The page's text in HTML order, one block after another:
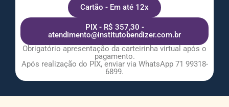
Cartão - Em até 12x
PIX - R$ 357,30 -
atendimento@institutobendizer.com.br
Obrigatório apresentação da carteirinha virtual após o
pagamento.
Após realização do PIX, enviar via WhatsApp 71 99318-
6899.